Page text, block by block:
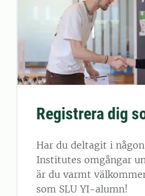
Registrera dig
Har du deltagit i
Institutes omgångar
är du varmt
som SLU YI-alumn!